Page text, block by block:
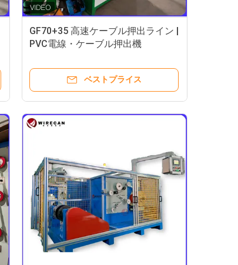
GF70+35 高速ケーブル押出ライン |
PVC電線・ケーブル押出機
ベストプライス